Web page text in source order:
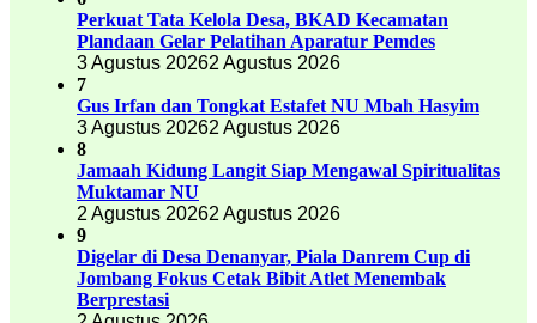
Perkuat Tata Kelola Desa, BKAD Kecamatan
Plandaan Gelar Pelatihan Aparatur Pemdes
3 Agustus 20262 Agustus 2026
7
Gus Irfan dan Tongkat Estafet NU Mbah Hasyim
3 Agustus 20262 Agustus 2026
8
Jamaah Kidung Langit Siap Mengawal Spiritualitas
Muktamar NU
2 Agustus 20262 Agustus 2026
9
Digelar di Desa Denanyar, Piala Danrem Cup di
Jombang Fokus Cetak Bibit Atlet Menembak
Berprestasi